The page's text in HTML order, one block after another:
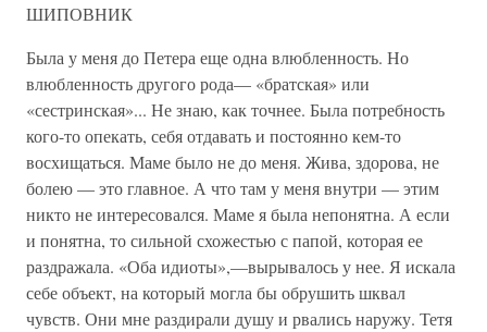
ШИПОВНИК
Была у меня до Петера еще одна влюбленность. Но
влюбленность другого рода— «братская» или
«сестринская»... Не знаю, как точнее. Была потребность
кого-то опе­кать, себя отдавать и постоянно кем-то
восхищаться. Маме было не до меня. Жива, здорова, не
болею — это главное. А что там у меня внутри — этим
никто не интере­совался. Маме я была непонятна. А если
и понятна, то сильной схожестью с папой, которая ее
раздражала. «Оба идиоты»,—вырывалось у нее. Я искала
себе объект, на который могла бы обрушить шквал
чувств. Они мне раздирали душу и рвались нару­жу. Тетя